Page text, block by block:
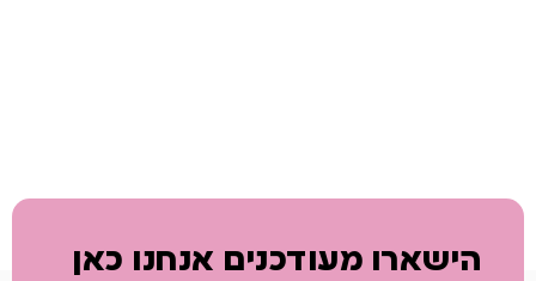
הישארו מעודכנים אנחנו כאן